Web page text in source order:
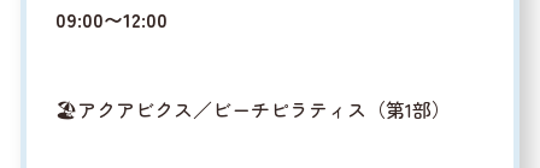
09:00〜12:00
🏖️アクアビクス／ビーチピラティス（第1部）